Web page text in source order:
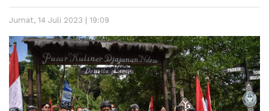
Jumat, 14 Juli 2023 | 19:09